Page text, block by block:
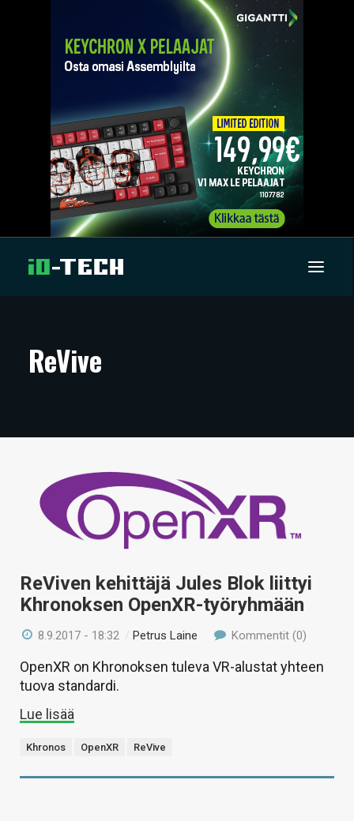
ARTIKKELIT
TECHBBS
HINTA.FI
VAIHDA TEEMA
ReVive
ReViven kehittäjä Jules Blok liittyi
Khronoksen OpenXR-työryhmään
8.9.2017 - 18:32 /Petrus Laine Kommentit (0)
OpenXR on Khronoksen tuleva VR-alustat yhteen
tuova standardi.
Lue lisää
Khronos OpenXR ReVive